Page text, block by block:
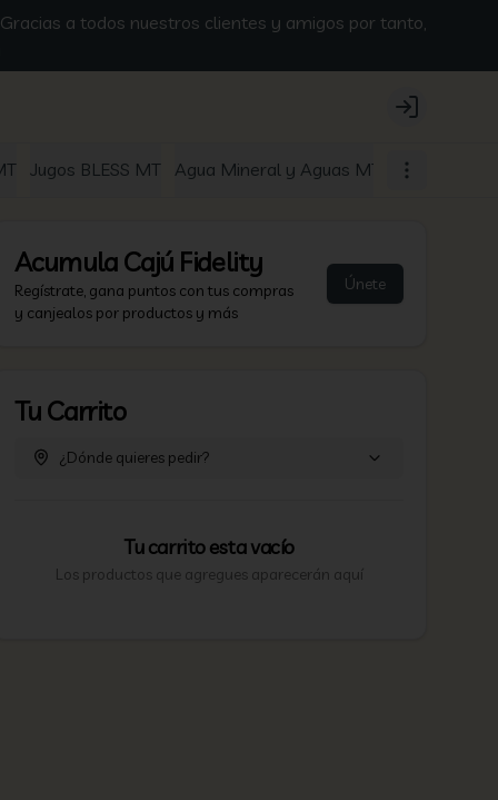
a todos nuestros clientes y amigos por tanto,
Login
Jugos BLESS MT Agua Mineral y Aguas MT Cervezas
Acumula Cajú Fidelity
Regístrate, gana puntos con tus compras
y canjealos por productos y más
Únete
Tu Carrito
¿Dónde quieres pedir?
Tu carrito esta vacío
Los productos que agregues aparecerán aquí